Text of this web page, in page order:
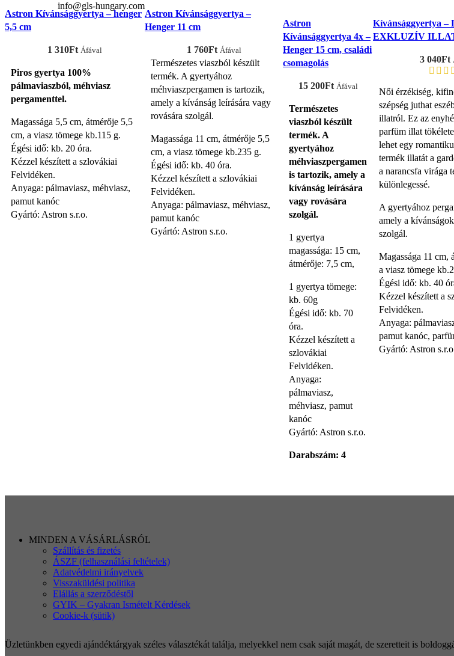
info@gls-hungary.com
Astron Kívánsággyertya – henger
5,5 cm
1 310Ft Áfával
Piros gyertya 100%
pálmaviaszból, méhviasz
pergamenttel.
Magassága 5,5 cm, átmérője 5,5
cm, a viasz tömege kb.115 g.
Égési idő: kb. 20 óra.
Kézzel készített a szlovákiai
Felvidéken.
Anyaga: pálmaviasz, méhviasz,
pamut kanóc
Gyártó: Astron s.r.o.
Astron Kívánsággyertya –
Henger 11 cm
1 760Ft Áfával
Természetes viaszból készült
termék. A gyertyához
méhviaszpergamen is tartozik,
amely a kívánság leírására vagy
rovására szolgál.
Magassága 11 cm, átmérője 5,5
cm, a viasz tömege kb.235 g.
Égési idő: kb. 40 óra.
Kézzel készített a szlovákiai
Felvidéken.
Anyaga: pálmaviasz, méhviasz,
pamut kanóc
Gyártó: Astron s.r.o.
Astron
Kívánsággyertya 4x –
Henger 15 cm, családi
csomagolás
15 200Ft Áfával
Természetes
viaszból készült
termék. A
gyertyához
méhviaszpergamen
is tartozik, amely a
kívánság leírására
vagy rovására
szolgál.
1 gyertya
magassága: 15 cm,
átmérője: 7,5 cm,
1 gyertya tömege:
kb. 60g
Égési idő: kb. 70
óra.
Kézzel készített a
szlovákiai
Felvidéken.
Anyaga:
pálmaviasz,
méhviasz, pamut
kanóc
Gyártó: Astron s.r.o.
Darabszám: 4
Kívánsággyertya –
EXKLUZÍV
3 040Ft
Női érzékiség,
szépség juthat
illatról. Ez az
parfüm illat
lehet egy
termék illatát a
a narancsfa virága
különlegessé.
A gyertyához
amely a
szolgál.
Magassága 11 cm,
a viasz tömege
Égési idő: kb. 40
Kézzel készített a
Felvidéken.
Anyaga:
pamut kanóc,
Gyártó: Astron
MINDEN A VÁSÁRLÁSRÓL
Szállítás és fizetés
ÁSZF (felhasználási feltételek)
Adatvédelmi irányelvek
Visszaküldési politika
Elállás a szerződéstől
GYIK – Gyakran Ismételt Kérdések
Cookie-k (sütik)
Üzletünkben egyedi ajándéktárgyak széles választékát találja, melyekkel nem csak saját magát, de szeretteit is